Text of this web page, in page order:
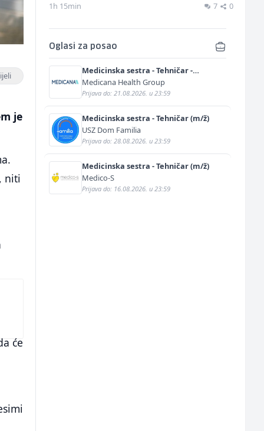
je
niti
će
1h 15min 7 0
Oglasi za posao
Medicinska sestra - Tehničar -
Anestetičar (m/ž)
Medicana Health Group
Prijava do: 21.08.2026. u 23:59
Medicinska sestra - Tehničar (m/ž)
USZ Dom Familia
Prijava do: 28.08.2026. u 23:59
Medicinska sestra - Tehničar (m/ž)
Medico-S
Prijava do: 16.08.2026. u 23:59